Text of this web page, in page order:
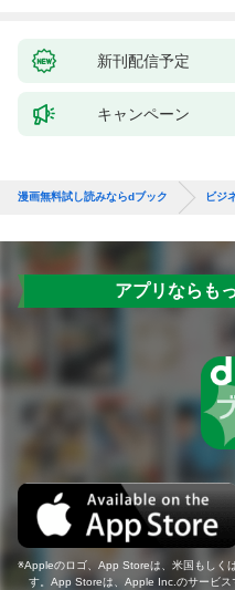
新刊配信予定
キャンペーン
漫画無料試し読みならdブック ビジ
アプリならも
Appleのロゴ、App Storeは、米国もしく
す。App Storeは、Apple Inc.のサービス